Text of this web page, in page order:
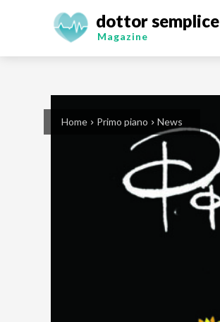
dottor semplice
Magazine
Home Primo piano News